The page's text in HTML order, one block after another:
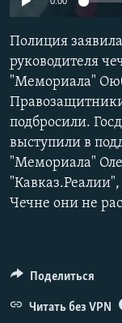
РАСПИСАНИЕ
ПОДПИШИТЕСЬ
СОЦИАЛЬНЫЕ СЕТИ
Все сайты
Полиция
руководителя
"Мемориала"
подбросили.
выступили в
"Мемориала"
Чечне они не
Поделиться
Читать без VPN